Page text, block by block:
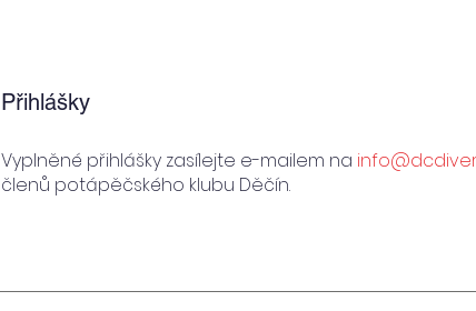
Přihlášky
Vyplněné přihlášky zasílejte e-mailem na
členů potápěčského klubu Děčín.